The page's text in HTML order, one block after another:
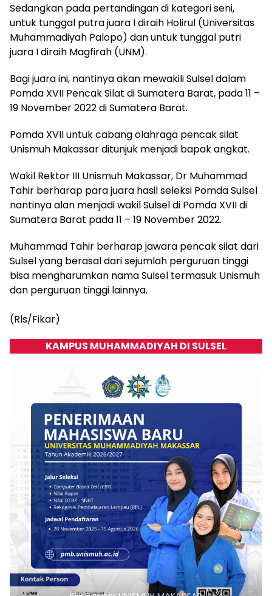
Sedangkan pada pertandingan di kategori seni,
untuk tunggal putra juara I diraih Holirul (Universitas
Muhammadiyah Palopo) dan untuk tunggal putri
juara I diraih Magfirah (UNM).
Bagi juara ini, nantinya akan mewakili Sulsel dalam
Pomda XVII Pencak Silat di Sumatera Barat, pada 11 –
19 November 2022 di Sumatera Barat.
Pomda XVII untuk cabang olahraga pencak silat
Unismuh Makassar ditunjuk menjadi bapak angkat.
Wakil Rektor III Unismuh Makassar, Dr Muhammad
Tahir berharap para juara hasil seleksi Pomda Sulsel
nantinya alan menjadi wakil Sulsel di Pomda XVII di
Sumatera Barat pada 11 – 19 November 2022.
Muhammad Tahir berharap jawara pencak silat dari
Sulsel yang berasal dari sejumlah perguruan tinggi
bisa mengharumkan nama Sulsel termasuk Unismuh
dan perguruan tinggi lainnya.
(Rls/Fikar)
KAMPUS MUHAMMADIYAH DI SULSEL